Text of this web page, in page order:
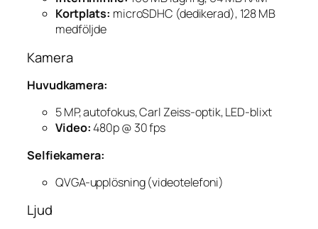
Kortplats: microSDHC (dedikerad), 128 MB
medföljde
Kamera
Huvudkamera:
5 MP, autofokus, Carl Zeiss-optik, LED-blixt
Video:480p @ 30 fps
Selfiekamera:
QVGA-upplösning (videotelefoni)
Ljud